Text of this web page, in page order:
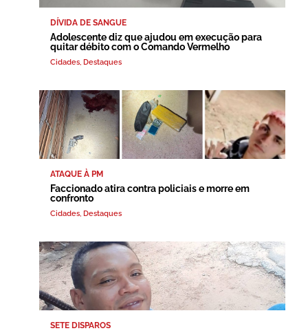
DÍVIDA DE SANGUE
Adolescente diz que ajudou em execução para
quitar débito com o Comando Vermelho
Cidades, Destaques
ATAQUE À PM
Faccionado atira contra policiais e morre em
confronto
Cidades, Destaques
SETE DISPAROS